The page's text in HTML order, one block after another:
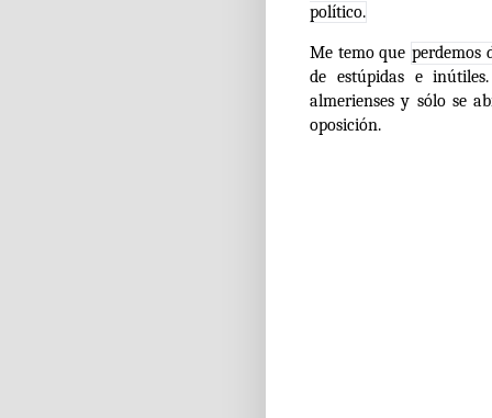
político.
Me temo que perdemos
de estúpidas e
almerienses y sólo se
oposición.